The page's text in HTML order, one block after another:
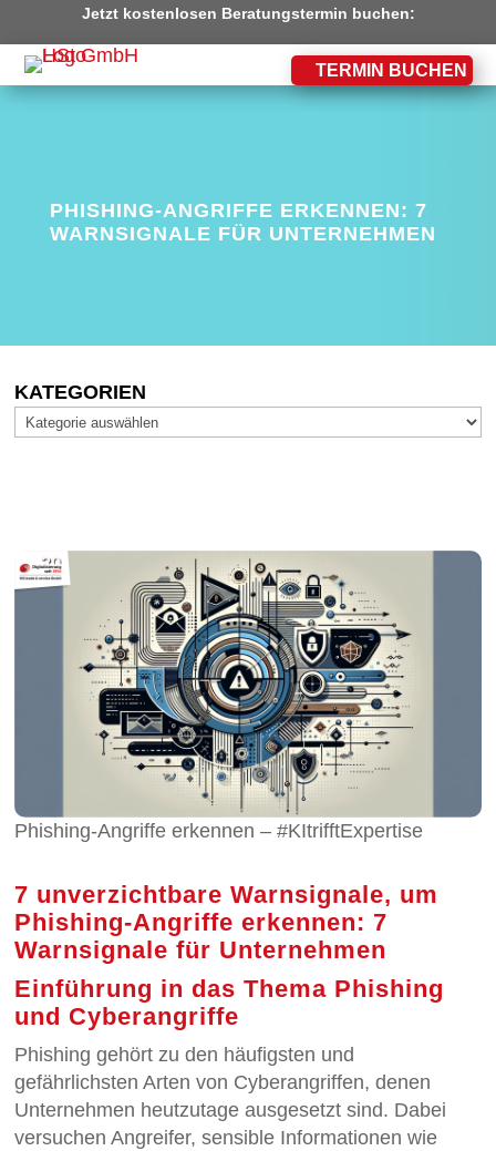
Jetzt kostenlosen Beratungstermin buchen:
TERMIN BUCHEN
PHISHING-ANGRIFFE ERKENNEN: 7
WARNSIGNALE FÜR UNTERNEHMEN
KATEGORIEN
Phishing-Angriffe erkennen – #KItrifftExpertise
7 unverzichtbare Warnsignale, um
Phishing-Angriffe erkennen: 7
Warnsignale für Unternehmen
Einführung in das Thema Phishing
und Cyberangriffe
Phishing gehört zu den häufigsten und
gefährlichsten Arten von Cyberangriffen, denen
Unternehmen heutzutage ausgesetzt sind. Dabei
versuchen Angreifer, sensible Informationen wie